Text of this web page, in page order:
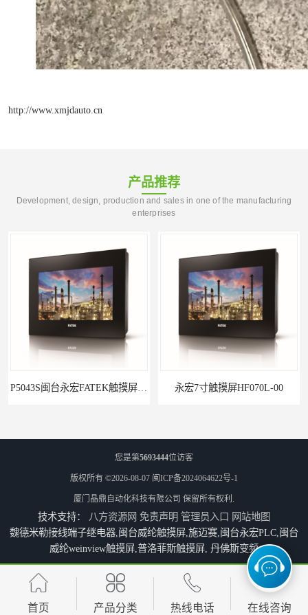
http://www.xmjdauto.cn
产品推荐
Development, design, production and sales in one of the manufacturing
enterprises
P5043S闽台永宏FATEK触摸屏华南区总代理 永宏7寸触摸屏HF070L-00
防凝露控制器CD10
您是第5693444位访客
版权所有 ©2026-08-07 闽ICP备2024064622号-1
厦门晶鼎自动化科技有限公司 保留所有权利.
技术支持： 八方资源网 免责声明 管理员入口 网站地图
魏德米勒接线端子继电器,闽台威纶触摸屏,施迈赛,闽台永宏PLC,闽台
威纶weinview触摸屏,普洛菲斯触摸屏, 丹佛斯变频
首页 产品分类 热线电话 在线咨询